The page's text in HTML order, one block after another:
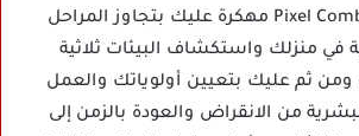
خلال مسار لعبة Pixel Combat مهكرة عليك بتجاوز المراحل
في منزلك واستكشاف البيئات ثلاثية
ومن ثم عليك بتعيين أولوياتك والعمل
من الانقراض والعودة بالزمن إلى